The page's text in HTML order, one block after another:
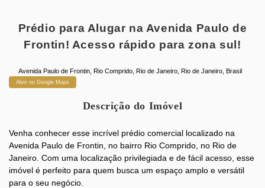
Prédio para Alugar na Avenida Paulo de
Frontin! Acesso rápido para zona sul!
Avenida Paulo de Frontin ,Rio Comprido ,Rio de Janeiro ,Rio de Janeiro ,Brasil
Abrir no Google Maps
Descrição do Imóvel
Venha conhecer esse incrível prédio comercial localizado na
Avenida Paulo de Frontin, no bairro Rio Comprido, no Rio de
Janeiro. Com uma localização privilegiada e de fácil acesso, esse
imóvel é perfeito para quem busca um espaço amplo e versátil
para o seu negócio.